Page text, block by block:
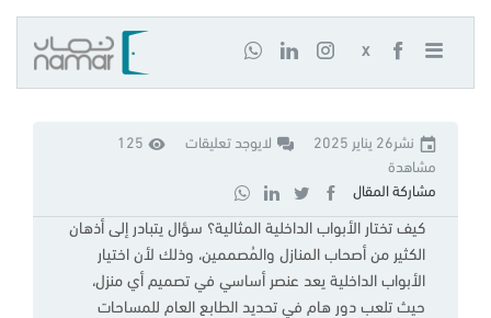
X
نشر26 يناير 2025 لايوجد تعليقات
125
مشاهدة
مشاركة المقال
كيف تختار الأبواب الداخلية المثالية؟ سؤال يتبادر إلى أذهان
الكثير من أصحاب المنازل والمُصممين، وذلك لأن اختيار
الأبواب الداخلية يعد عنصر أساسي في تصميم أي منزل،
حيث تلعب دور هام في تحديد الطابع العام للمساحات